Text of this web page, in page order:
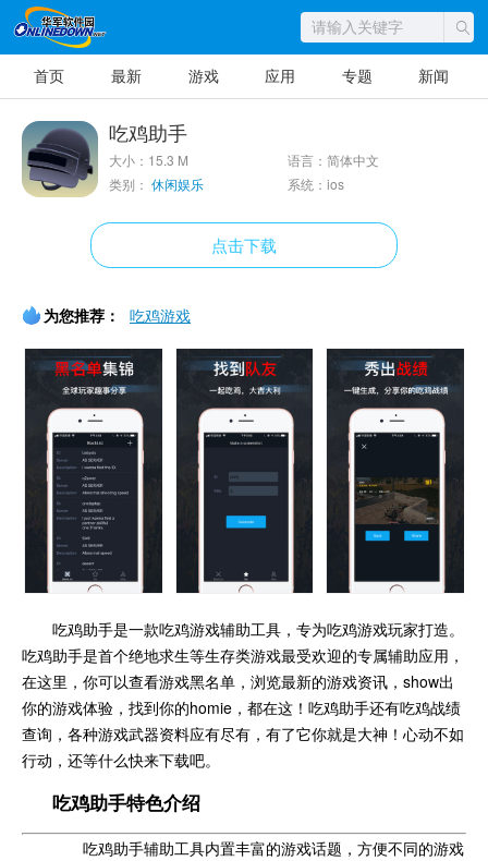
首页 最新 游戏 应用 专题 新闻
吃鸡助手
大小：15.3 M
语言：简体中文
类别： 休闲娱乐 系统：ios
点击下载
为您推荐： 吃鸡游戏
吃鸡助手是一款吃鸡游戏辅助工具，专为吃鸡游戏玩家打造。
吃鸡助手是首个绝地求生等生存类游戏最受欢迎的专属辅助应用，
在这里，你可以查看游戏黑名单，浏览最新的游戏资讯，show出
你的游戏体验，找到你的homie，都在这！吃鸡助手还有吃鸡战绩
查询，各种游戏武器资料应有尽有，有了它你就是大神！心动不如
行动，还等什么快来下载吧。
吃鸡助手特色介绍
吃鸡助手辅助工具内置丰富的游戏话题，方便不同的游戏